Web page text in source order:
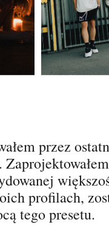
przez
profilach,
tego presetu.